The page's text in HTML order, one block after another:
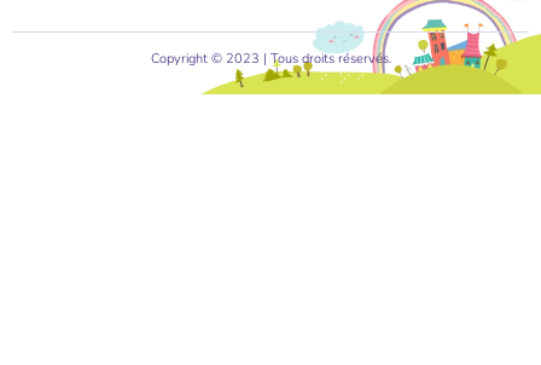
Copyright © 2023 | Tous droits réservés.